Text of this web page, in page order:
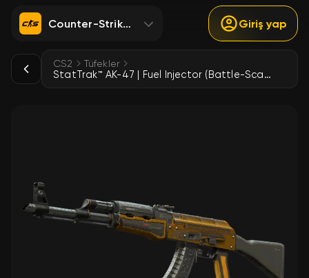
Counter-Strike 2 Giriş yap
CS2 Tüfekler
StatTrak™ AK-47 | Fuel Injector (Battle-Scarred)